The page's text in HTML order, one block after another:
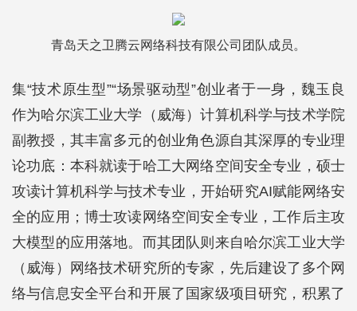
青岛天之卫腾云网络科技有限公司团队成员。
集“技术原生型”“场景驱动型”创业者于一身，魏玉良
作为哈尔滨工业大学（威海）计算机科学与技术学院
副教授，其丰富多元的创业角色源自其深厚的专业理
论功底：本科就读于哈工大网络空间安全专业，硕士
攻读计算机科学与技术专业，开始研究AI赋能网络安
全的应用；博士攻读网络空间安全专业，工作后主攻
大模型的应用落地。而其团队则来自哈尔滨工业大学
（威海）网络技术研究所的专家，先后建设了多个网
络与信息安全平台和开展了国家级项目研究，积累了